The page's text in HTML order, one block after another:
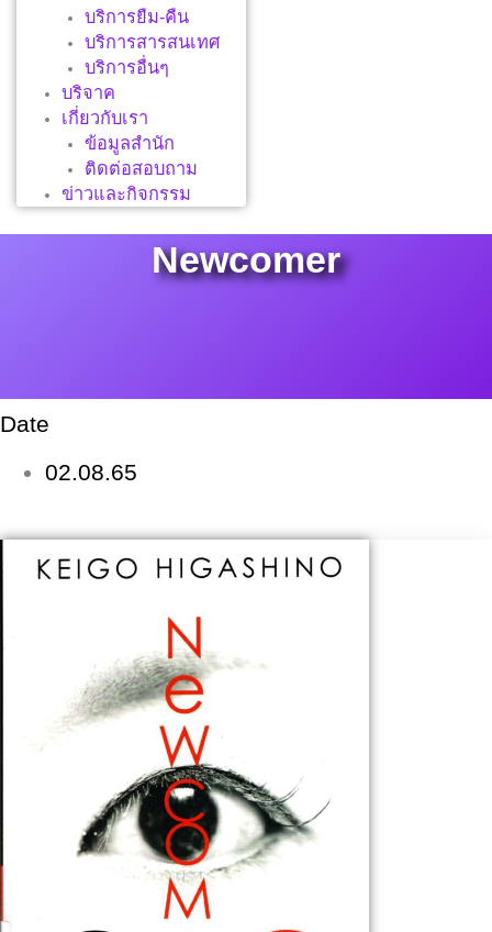
บริการยืม-คืน
บริการสารสนเทศ
บริการอื่นๆ
บริจาค
เกี่ยวกับเรา
ข้อมูลสำนัก
ติดต่อสอบถาม
ข่าวและกิจกรรม
Newcomer
Date
02.08.65